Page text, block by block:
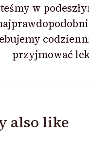
w
przyjmować
also like